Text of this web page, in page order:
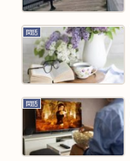
閑話
閑話